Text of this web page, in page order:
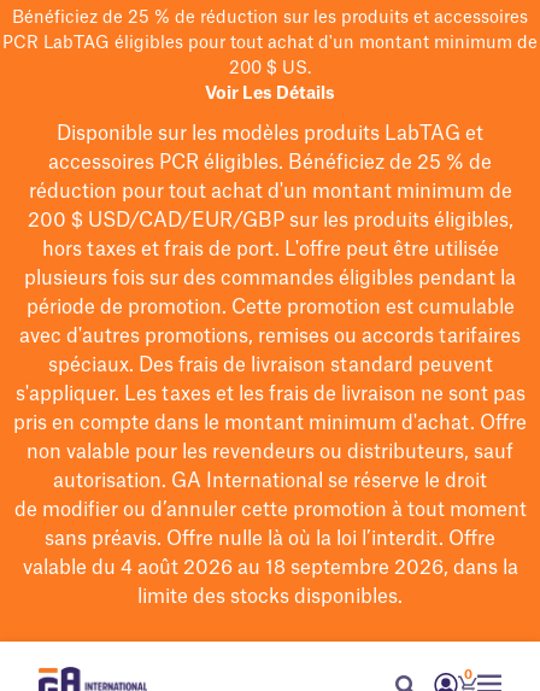
Bénéficiez de 25 % de réduction sur les produits et accessoires
PCR LabTAG éligibles pour tout achat d'un montant minimum de
200 $ US.
Voir Les Détails
Disponible sur les modèles produits LabTAG et
accessoires PCR éligibles. Bénéficiez de 25 % de
réduction pour tout achat d'un montant minimum de
200 $USD/CAD/EUR/GBPsur les produits éligibles,
hors taxes et frais de port. L'offre peut être utilisée
plusieurs fois sur des commandes éligibles pendant la
période de promotion. Cette promotion est cumulable
avec d'autres promotions, remises ou accords tarifaires
spéciaux. Des frais de livraison standard peuvent
s'appliquer. Les taxes et les frais de livraison ne sont pas
pris en compte dans le montant minimum d'achat. Offre
non valable pour les revendeurs ou distributeurs, sauf
autorisation. GA International se réserve le droit
de modifierou d’annuler cette promotion à tout moment
sans préavis. Offre nulle là où la loi l’interdit. Offre
valable du 4 août 2026 au 18 septembre 2026, dans la
limite des stocks disponibles.
0